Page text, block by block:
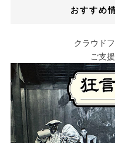
おすすめ
クラウド
ご支